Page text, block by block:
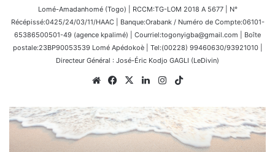
Lomé-Amadanhomé (Togo) | RCCM:TG-LOM 2018 A 5677 | N°
Récépissé:0425/24/03/11/HAAC | Banque:Orabank / Numéro de Compte:06101-
65386500501-49 (agence kpalimé) | Courriel:togonyigba@gmail.com | Boîte
postale:23BP90053539 Lomé Apédokoè | Tel:(00228) 99460630/93921010 |
Directeur Général : José-Éric Kodjo GAGLI (LeDivin)
WebsiteFacebook
X LinkedinInstagram